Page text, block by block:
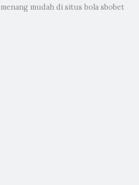
mudah di situs bola sbobet